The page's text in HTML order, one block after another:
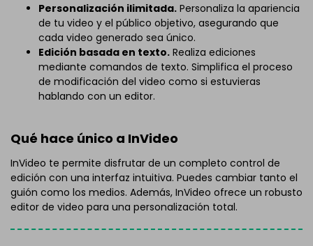
Personalización ilimitada. Personaliza la apariencia
de tu video y el público objetivo, asegurando que
cada video generado sea único.
Edición basada en texto. Realiza ediciones
mediante comandos de texto. Simplifica el proceso
de modificación del video como si estuvieras
hablando con un editor.
Qué hace único a InVideo
InVideo te permite disfrutar de un completo control de
edición con una interfaz intuitiva. Puedes cambiar tanto el
guión como los medios. Además, InVideo ofrece un robusto
editor de video para una personalización total.